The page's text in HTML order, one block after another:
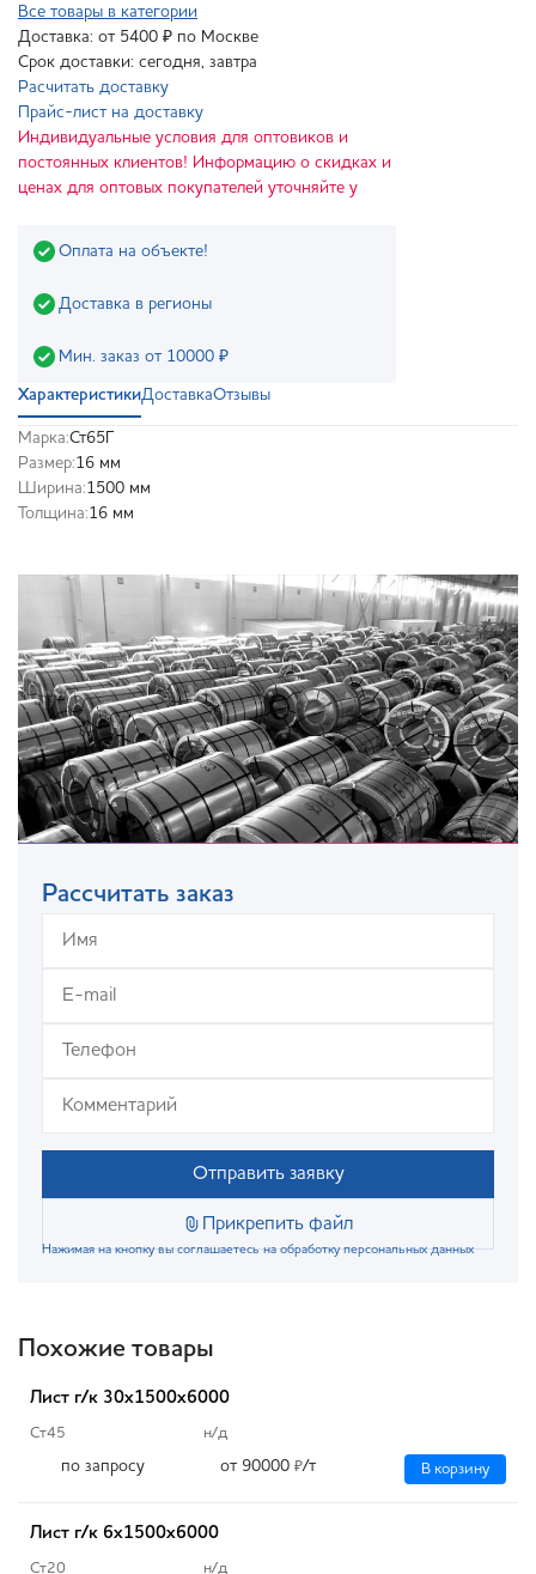
Все товары в категории
Доставка: от 5400 ₽ по Москве
Срок доставки: сегодня, завтра
Расчитать доставку
Прайс-лист на доставку
Индивидуальные условия для оптовиков и
постоянных клиентов! Информацию о скидках и
ценах для оптовых покупателей уточняйте у
Оплата на объекте!
Доставка в регионы
Мин. заказ от 10000 ₽
ХарактеристикиДоставкаОтзывы
Марка:Ст65Г
Размер:16 мм
Ширина:1500 мм
Толщина:16 мм
Рассчитать заказ
Отправить заявку
Прикрепить файл
Нажимая на кнопку вы соглашаетесь на обработку персональных данных
Похожие товары
Лист г/к 30х1500х6000
Ст45 н/д
по запросу от 90000 ₽/т В корзину
Лист г/к 6х1500х6000
Ст20 н/д